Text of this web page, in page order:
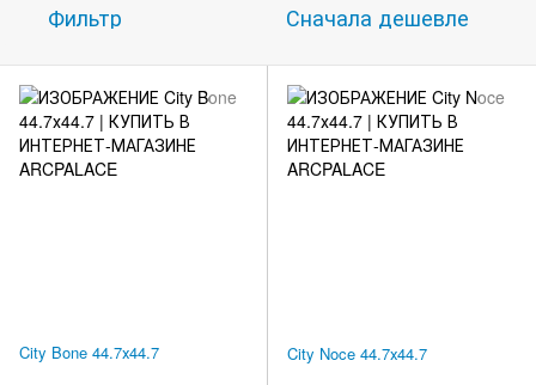
Фильтр Сначала дешевле
City Bone 44.7х44.7 City Noce 44.7х44.7